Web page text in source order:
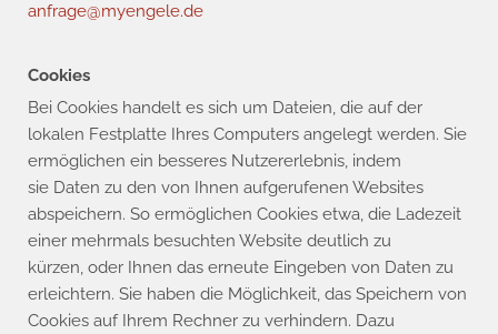
anfrage@myengele.de
Cookies
Bei Cookies handelt es sich um Dateien, die auf der
lokalen Festplatte Ihres Computers angelegt werden. Sie
ermöglichen ein besseres Nutzererlebnis, indem
sie Daten zu den von Ihnen aufgerufenen Websites
abspeichern. So ermöglichen Cookies etwa, die Ladezeit
einer mehrmals besuchten Website deutlich zu
kürzen, oder Ihnen das erneute Eingeben von Daten zu
erleichtern. Sie haben die Möglichkeit, das Speichern von
Cookies auf Ihrem Rechner zu verhindern. Dazu